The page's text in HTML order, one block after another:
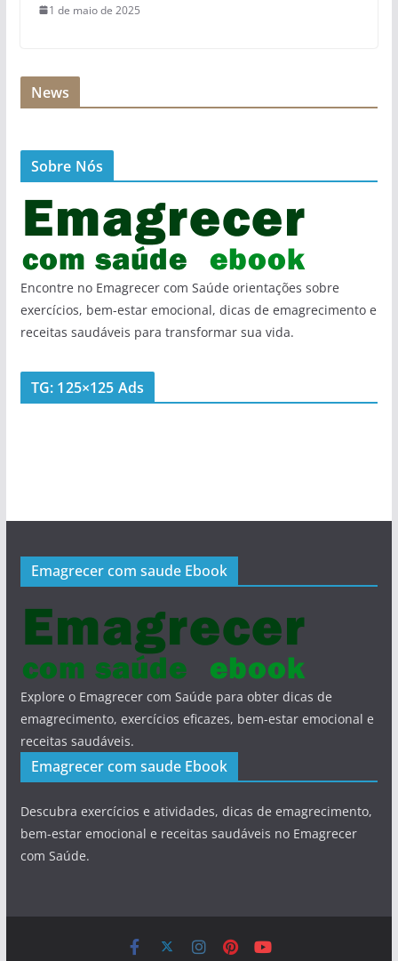
1 de maio de 2025
News
Sobre Nós
Encontre no Emagrecer com Saúde orientações sobre
exercícios, bem-estar emocional, dicas de emagrecimento e
receitas saudáveis para transformar sua vida.
TG: 125×125 Ads
Emagrecer com saude Ebook
Explore o Emagrecer com Saúde para obter dicas de
emagrecimento, exercícios eficazes, bem-estar emocional e
receitas saudáveis.
Emagrecer com saude Ebook
Descubra exercícios e atividades, dicas de emagrecimento,
bem-estar emocional e receitas saudáveis no Emagrecer
com Saúde.